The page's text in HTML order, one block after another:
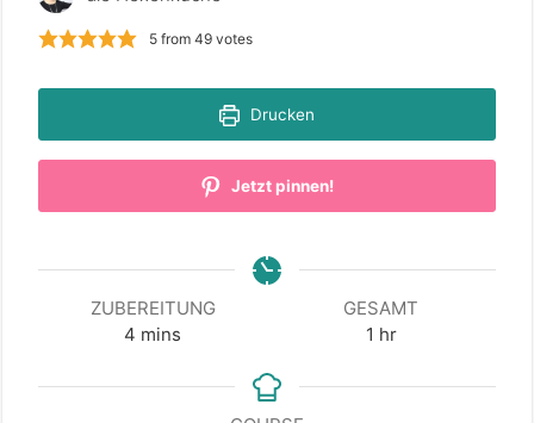
5from 49votes
Drucken
Jetzt pinnen!
ZUBEREITUNG
4 minutes
mins
GESAMT
1 hour
hr